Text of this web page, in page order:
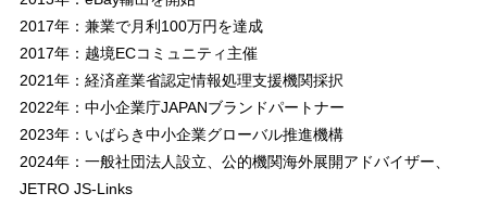
2017年：兼業で月利100万円を達成
2017年：越境ECコミュニティ主催
2021年：経済産業省認定情報処理支援機関採択
2022年：中小企業庁JAPANブランドパートナー
2023年：いばらき中小企業グローバル推進機構
2024年：一般社団法人設立、公的機関海外展開アドバイザー、
JETRO JS-Links